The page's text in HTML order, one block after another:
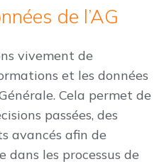
de l’AG
vivement de
et les données
Cela permet de
passées, des
avancés afin de
les processus de